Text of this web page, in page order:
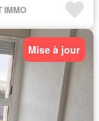
IMMO
Mise à jour